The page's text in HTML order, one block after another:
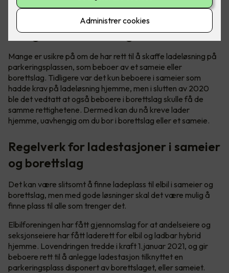
Tidligere gjaldt det kun for sameie,
nå også for borettslag
Mange er usikre på om de har rett til å skaffe ladeløsning på
parkeringsplassen, som beboer av et sameie eller
borettslag. Tidligere var det kun beboere i sameier som
hadde krav på ladeløsning hjemme, men i slutten av 2020
ble det vedtatt at også beboere i borettslag skulle få de
samme rettighetene. Dermed kan du nå kreve lader
hjemme, uavhengig om du bor i borettslag eller et sameie.
Regelverk for ladestasjoner i sameier
og borettslag
Det kan være slitsomt å finne ladeplass til elbil i sameier og
borettslag, men med gode løsninger skal det være mulig å
finne plass til alle som trenger det.
Elbilforeningen har fått gjennomslag for at andelseiere og
seksjonseiere har fått laderett for elbil og ladbar hybrid
hjemme. Lovendringen tredde i kraft 1.januar 2021, og gir
beboere rett til å anlegge ladestasjon tilknyttet en
parkeringsplass disponert av borettslaget, eller sameiet.